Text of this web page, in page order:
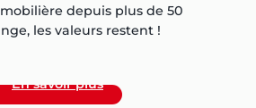
depuis plus de 50
les valeurs restent !
En savoir plus